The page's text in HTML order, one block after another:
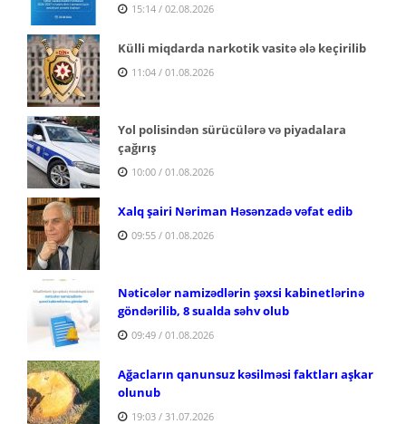
15:14 / 02.08.2026
Külli miqdarda narkotik vasitə ələ keçirilib
11:04 / 01.08.2026
Yol polisindən sürücülərə və piyadalara
çağırış
10:00 / 01.08.2026
Xalq şairi Nəriman Həsənzadə vəfat edib
09:55 / 01.08.2026
Nəticələr namizədlərin şəxsi kabinetlərinə
göndərilib, 8 sualda səhv olub
09:49 / 01.08.2026
Ağacların qanunsuz kəsilməsi faktları aşkar
olunub
19:03 / 31.07.2026